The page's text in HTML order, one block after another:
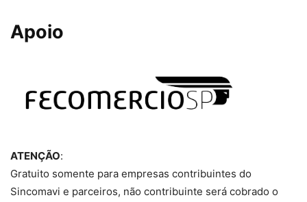
Apoio
ATENÇÃO:
Gratuito somente para empresas contribuintes do
Sincomavi e parceiros, não contribuinte será cobrado o